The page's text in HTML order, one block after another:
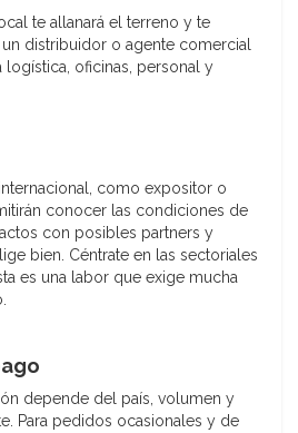
te allanará el terreno y te
un distribuidor o agente comercial
logística, oficinas, personal y
como expositor o
conocer las condiciones de
con posibles partners y
bien. Céntrate en las sectoriales
es una labor que exige mucha
depende del país, volumen y
Para pedidos ocasionales y de